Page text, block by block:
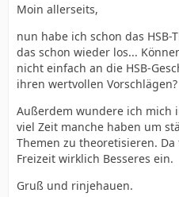
Moin allerseits,
nun habe ich schon das
das schon wieder los...
nicht einfach an die HSB-
ihren wertvollen Vorschlägen?
Außerdem wundere ich mich
viel Zeit manche haben um
Themen zu theoretisieren.
Freizeit wirklich Besseres ein.
Gruß und rinjehauen.